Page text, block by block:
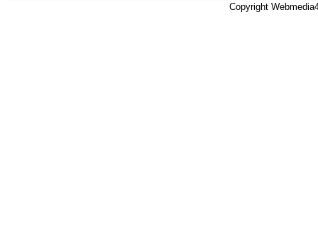
Copyright